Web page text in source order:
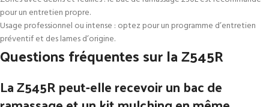
pour un entretien propre.
Usage professionnel ou intense : optez pour un programme d’entretien
préventif et des lames d’origine.
Questions fréquentes sur la Z545R
La Z545R peut-elle recevoir un bac de